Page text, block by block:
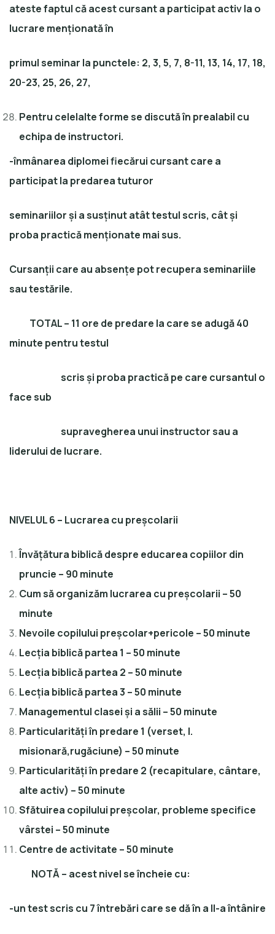
ateste faptul că acest cursant a participat activ la o
lucrare menționată în
primul seminar la punctele: 2, 3, 5, 7, 8-11, 13, 14, 17, 18,
20-23, 25, 26, 27,
Pentru celelalte forme se discută în prealabil cu
echipa de instructori.
-înmânarea diplomei fiecărui cursant care a
participat la predarea tuturor
seminariilor și a susținut atât testul scris, cât și
proba practică menționate mai sus.
Cursanții care au absențe pot recupera seminariile
sau testările.
TOTAL – 11 ore de predare la care se adugă 40
minute pentru testul
scris și proba practică pe care cursantul o
face sub
supravegherea unui instructor sau a
liderului de lucrare.
NIVELUL 6 – Lucrarea cu preșcolarii
Învățătura biblică despre educarea copiilor din
pruncie – 90 minute
Cum să organizăm lucrarea cu preșcolarii – 50
minute
Nevoile copilului preșcolar+pericole – 50 minute
Lecția biblică partea 1 – 50 minute
Lecția biblică partea 2 – 50 minute
Lecția biblică partea 3 – 50 minute
Managementul clasei și a sălii – 50 minute
Particularități în predare 1 (verset, l.
misionară,rugăciune) – 50 minute
Particularități în predare 2 (recapitulare, cântare,
alte activ) – 50 minute
Sfătuirea copilului preșcolar, probleme specifice
vârstei – 50 minute
Centre de activitate – 50 minute
NOTĂ – acest nivel se încheie cu:
-un test scris cu 7 întrebări care se dă în a II-a întânire